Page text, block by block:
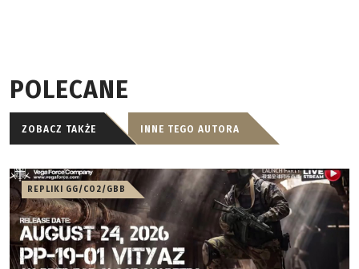
POLECANE
ZOBACZ TAKŻE INNE TEGO AUTORA
REPLIKI GG/CO2/GBB